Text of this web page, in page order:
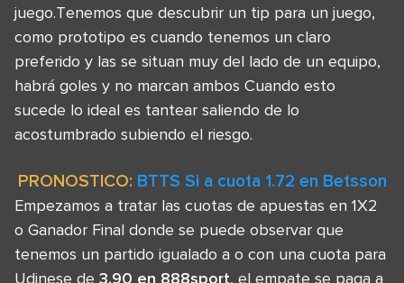
juego.Tenemos que descubrir un tip para un juego,
como prototipo es cuando tenemos un claro
preferido y las se situan muy del lado de un equipo,
habrá goles y no marcan ambos Cuando esto
sucede lo ideal es tantear saliendo de lo
acostumbrado subiendo el riesgo.
PRONOSTICO: BTTS Si a cuota 1.72 en Betsson
Empezamos a tratar las cuotas de apuestas en 1X2
o Ganador Final donde se puede observar que
tenemos un partido igualado a o con una cuota para
Udinese de 3.90 en 888sport, el empate se paga a